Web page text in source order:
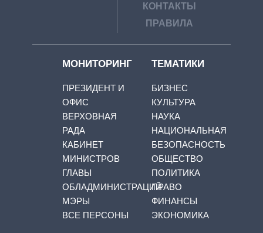
КОНТАКТЫ
ПРАВИЛА
МОНИТОРИНГ
ПРЕЗИДЕНТ И
ОФИС
ВЕРХОВНАЯ
РАДА
КАБИНЕТ
МИНИСТРОВ
ГЛАВЫ
ОБЛАДМИНИСТРАЦИЙ
МЭРЫ
ВСЕ ПЕРСОНЫ
ТЕМАТИКИ
БИЗНЕС
КУЛЬТУРА
НАУКА
НАЦИОНАЛЬНАЯ
БЕЗОПАСНОСТЬ
ОБЩЕСТВО
ПОЛИТИКА
ПРАВО
ФИНАНСЫ
ЭКОНОМИКА